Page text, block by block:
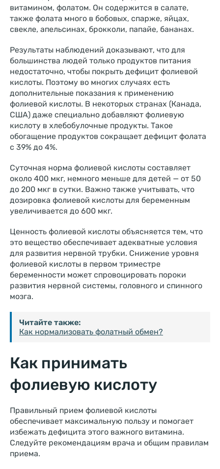
витамином, фолатом. Он содержится в салате,
также фолата много в бобовых, спарже, яйцах,
свекле, апельсинах, брокколи, папайе, бананах.
Результаты наблюдений доказывают, что для
большинства людей только продуктов питания
недостаточно, чтобы покрыть дефицит фолиевой
кислоты. Поэтому во многих случаях есть
дополнительные показания к применению
фолиевой кислоты. В некоторых странах (Канада,
США) даже специально добавляют фолиевую
кислоту в хлебобулочные продукты. Такое
обогащение продуктов сокращает дефицит фолата
с 39% до 4%.
Суточная норма фолиевой кислоты составляет
около 400 мкг, немного меньше для детей — от 50
до 200 мкг в сутки. Важно также учитывать, что
дозировка фолиевой кислоты для беременным
увеличивается до 600 мкг.
Ценность фолиевой кислоты объясняется тем, что
это вещество обеспечивает адекватные условия
для развития нервной трубки. Снижение уровня
фолиевой кислоты в первом триместре
беременности может спровоцировать пороки
развития нервной системы, головного и спинного
мозга.
Читайте также:
Как нормализовать фолатный обмен?
Как принимать
фолиевую кислоту
Правильный прием фолиевой кислоты
обеспечивает максимальную пользу и помогает
избежать дефицита этого важного витамина.
Следуйте рекомендациям врача и общим правилам
приема.